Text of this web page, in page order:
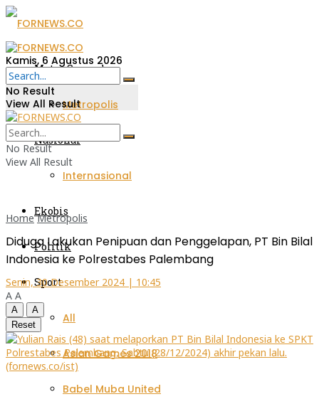
Metro Sumsel
Metropolis
Nasional
Internasional
Ekobis
Politik
Sport
All
Asian Games 2018
Babel Muba United
Kamis, 6 Agustus 2026
No Result
View All Result
No Result
View All Result
Home Metropolis
Diduga Lakukan Penipuan dan Penggelapan, PT Bin Bilal
Indonesia ke Polrestabes Palembang
Senin, 30 Desember 2024 | 10:45
A A
A
A
Reset